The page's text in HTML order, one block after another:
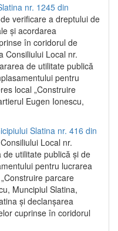
nr. 1245 din
verificare a dreptului de
și acordarea
în coridorul de
Consiliului Local nr.
de utilitate publică
pentru
local „Construire
Eugen Ionescu,
Slatina nr. 416 din
Local nr.
utilitate publică și de
pentru lucrarea
parcare
Muncipiul Slatina,
și declanșarea
cuprinse în coridorul